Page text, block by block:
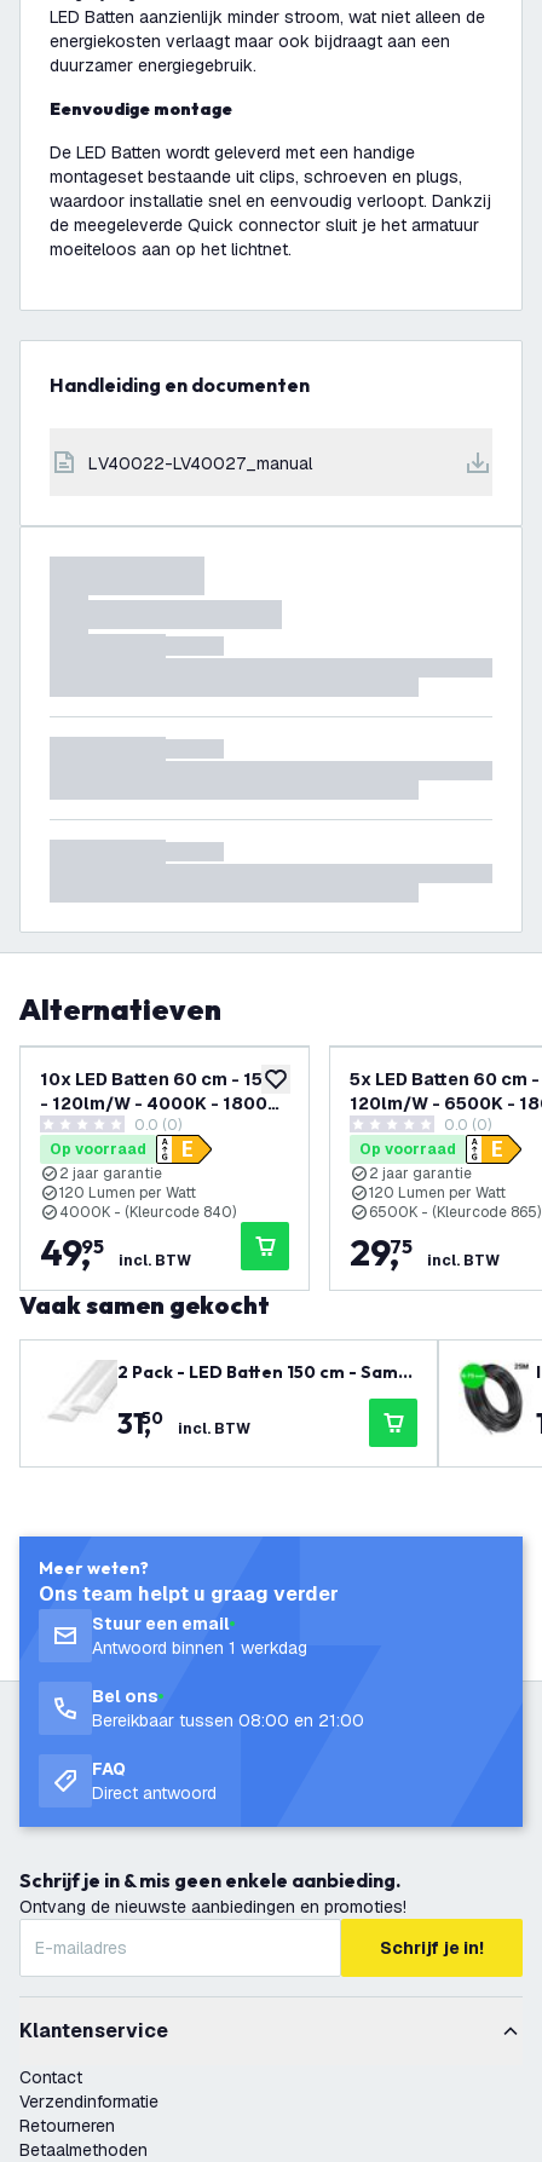
LED Batten aanzienlijk minder stroom, wat niet alleen de
energiekosten verlaagt maar ook bijdraagt aan een
duurzamer energiegebruik.
Eenvoudige montage
De LED Batten wordt geleverd met een handige
montageset bestaande uit clips, schroeven en plugs,
waardoor installatie snel en eenvoudig verloopt. Dankzij
de meegeleverde Quick connector sluit je het armatuur
moeiteloos aan op het lichtnet.
Handleiding en documenten
LV40022-LV40027_manual
Alternatieven
toevoegen aan verlanglijst
10x LED Batten 60 cm - 15W
- 120lm/W - 4000K - 1800
Lumen
0 score sterren0.0 (0)
Op voorraad
2 jaar garantie
120 Lumen per Watt
4000K - (Kleurcode 840)
49,
95
incl. BTW
5x LED Batten 60 cm -
120lm/W - 6500K -
Lumen
0 score sterren0.0 (0)
Op voorraad
2 jaar garantie
120 Lumen per Watt
6500K - (Kleurcode 865)
29,
75
incl. BTW
Vaak samen gekocht
2 Pack - LED Batten 150 cm - Samsu
ng LED Chips - 40W - 140lm/W - 40
00K - 5 Jaar Garantie
31,
50 incl. BTW
Meer weten?
Ons team helpt u graag verder
Stuur een email
Antwoord binnen 1 werkdag
Bel ons
Bereikbaar tussen 08:00 en 21:00
FAQ
Direct antwoord
Schrijf je in & mis geen enkele aanbieding.
Ontvang de nieuwste aanbiedingen en promoties!
Schrijf je in!
Klantenservice
Contact
Verzendinformatie
Retourneren
Betaalmethoden